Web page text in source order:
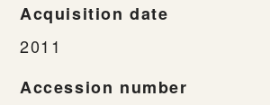
Acquisition date
2011
Accession number